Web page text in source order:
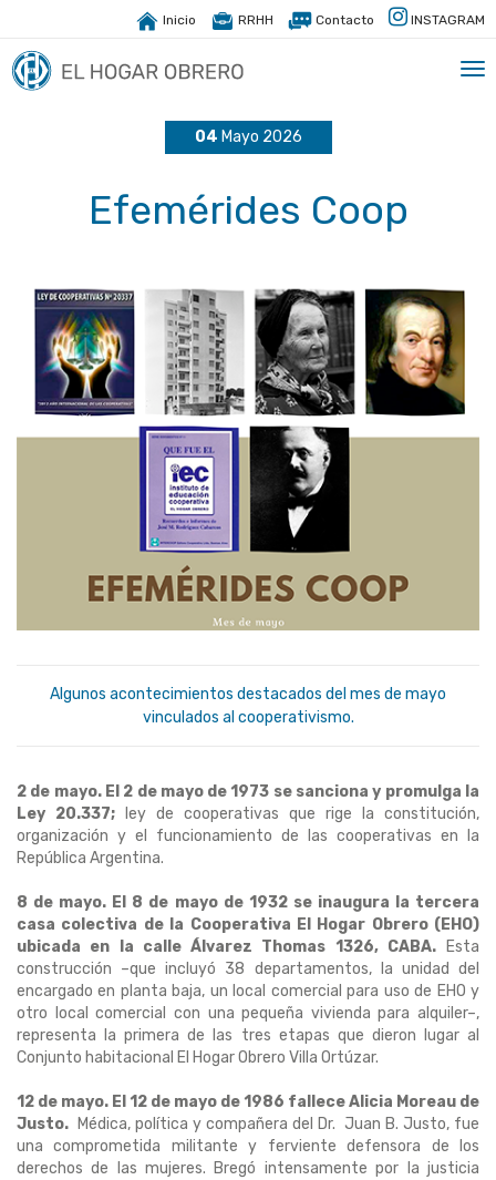
Inicio RRHH Contacto INSTAGRAM
04 Mayo 2026
Efemérides Coop
Algunos acontecimientos destacados del mes de mayo
vinculados al cooperativismo.
2 de mayo. El 2 de mayo de 1973 se sanciona y promulga la
Ley 20.337; ley de cooperativas que rige la constitución,
organización y el funcionamiento de las cooperativas en la
República Argentina.
8 de mayo. El 8 de mayo de 1932 se inaugura la tercera
casa colectiva de la Cooperativa El Hogar Obrero (EHO)
ubicada en la calle Álvarez Thomas 1326, CABA. Esta
construcción –que incluyó 38 departamentos, la unidad del
encargado en planta baja, un local comercial para uso de EHO y
otro local comercial con una pequeña vivienda para alquiler–,
representa la primera de las tres etapas que dieron lugar al
Conjunto habitacional El Hogar Obrero Villa Ortúzar.
12 de mayo. El 12 de mayo de 1986 fallece Alicia Moreau de
Justo. Médica, política y compañera del Dr. Juan B. Justo, fue
una comprometida militante y ferviente defensora de los
derechos de las mujeres. Bregó intensamente por la justicia